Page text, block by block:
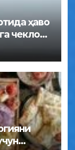
ҳаво
чеклов